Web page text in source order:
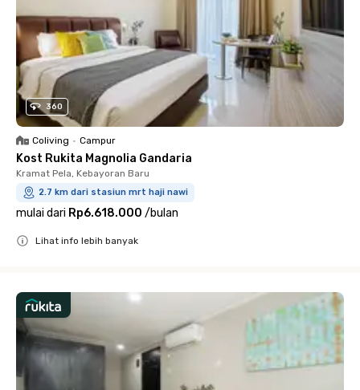
360
Coliving • Campur
Kost Rukita Magnolia Gandaria
Kramat Pela, Kebayoran Baru
2.7 km dari stasiun mrt haji nawi
mulai dari Rp6.618.000 /bulan
Lihat info lebih banyak